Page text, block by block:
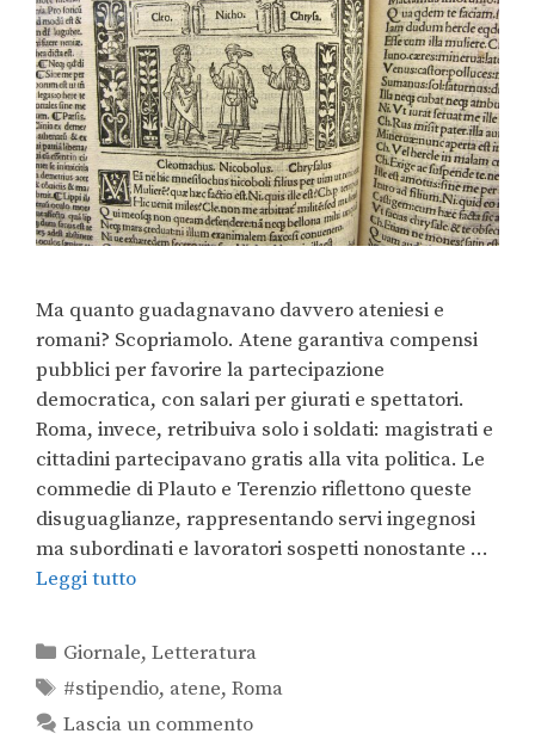
Ma quanto guadagnavano davvero ateniesi e
romani? Scopriamolo. Atene garantiva compensi
pubblici per favorire la partecipazione
democratica, con salari per giurati e spettatori.
Roma, invece, retribuiva solo i soldati: magistrati e
cittadini partecipavano gratis alla vita politica. Le
commedie di Plauto e Terenzio riflettono queste
disuguaglianze, rappresentando servi ingegnosi
ma subordinati e lavoratori sospetti nonostante …
Leggi tutto
Giornale,Letteratura
#stipendio, atene,Roma
Lascia un commento